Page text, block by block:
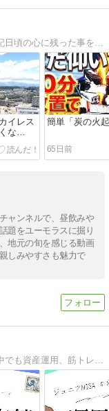
十勝の食、温泉など、心に残った日常日記日頃の心に残った事を雄大な十勝からお送りします
イレス
な
簡単「炭の火
65日前
ャンネルで、昼飲みや
題をユーモラスに掘り
地元の旬を感じる動画
しみやすさも魅力で
基本的には雑記ブログをしてます。その中でも資産運用、筋トレ、ランニング、おすすめの物や場所を紹介しています。